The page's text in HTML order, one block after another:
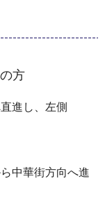
方
進し、左側
中華街方向へ進